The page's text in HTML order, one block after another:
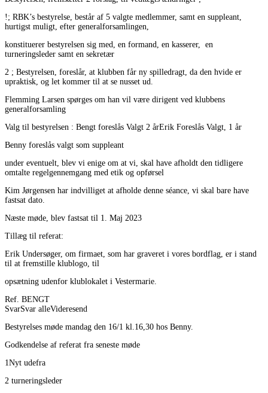
!; RBK’s bestyrelse, består af 5 valgte medlemmer, samt en suppleant,
hurtigst muligt, efter generalforsamlingen,
konstituerer bestyrelsen sig med, en formand, en kasserer, en
turneringsleder samt en sekretær
2 ; Bestyrelsen, foreslår, at klubben får ny spilledragt, da den hvide er
upraktisk, og let kommer til at se nusset ud.
Flemming Larsen spørges om han vil være dirigent ved klubbens
generalforsamling
Valg til bestyrelsen : Bengt foreslås Valgt 2 årErik Foreslås Valgt, 1 år
Benny foreslås valgt som suppleant
under eventuelt, blev vi enige om at vi, skal have afholdt den tidligere
omtalte regelgennemgang med etik og opførsel
Kim Jørgensen har indvilliget at afholde denne séance, vi skal bare have
fastsat dato.
Næste møde, blev fastsat til 1. Maj 2023
Tillæg til referat:
Erik Undersøger, om firmaet, som har graveret i vores bordflag, er i stand
til at fremstille klublogo, til
opsætning udenfor klublokalet i Vestermarie.
Ref. BENGT
SvarSvar alleVideresend
Bestyrelses møde mandag den 16/1 kl.16,30 hos Benny.
Godkendelse af referat fra seneste møde
1Nyt udefra
2 turneringsleder